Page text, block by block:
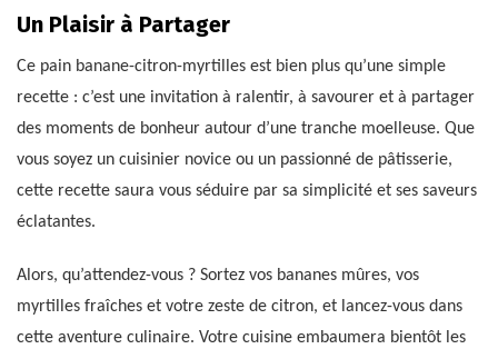
Un Plaisir à Partager
Ce pain banane-citron-myrtilles est bien plus qu’une simple
recette : c’est une invitation à ralentir, à savourer et à partager
des moments de bonheur autour d’une tranche moelleuse. Que
vous soyez un cuisinier novice ou un passionné de pâtisserie,
cette recette saura vous séduire par sa simplicité et ses saveurs
éclatantes.
Alors, qu’attendez-vous ? Sortez vos bananes mûres, vos
myrtilles fraîches et votre zeste de citron, et lancez-vous dans
cette aventure culinaire. Votre cuisine embaumera bientôt les